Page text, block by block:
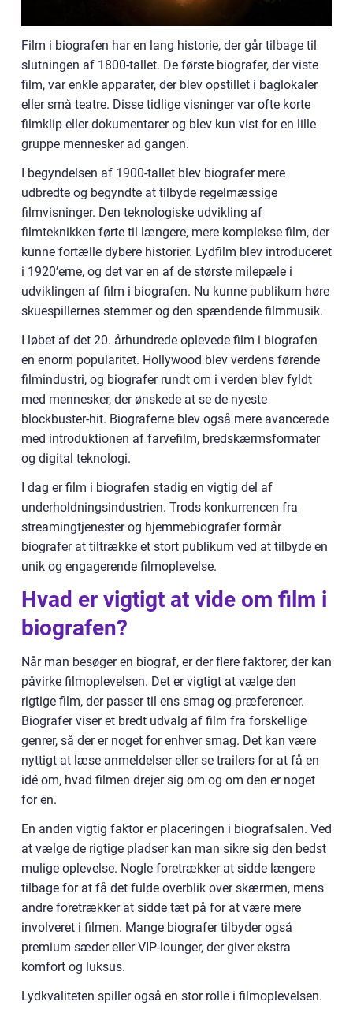
Film i biografen har en lang historie, der går tilbage til
slutningen af 1800-tallet. De første biografer, der viste
film, var enkle apparater, der blev opstillet i baglokaler
eller små teatre. Disse tidlige visninger var ofte korte
filmklip eller dokumentarer og blev kun vist for en lille
gruppe mennesker ad gangen.
I begyndelsen af 1900-tallet blev biografer mere
udbredte og begyndte at tilbyde regelmæssige
filmvisninger. Den teknologiske udvikling af
filmteknikken førte til længere, mere komplekse film, der
kunne fortælle dybere historier. Lydfilm blev introduceret
i 1920’erne, og det var en af de største milepæle i
udviklingen af film i biografen. Nu kunne publikum høre
skuespillernes stemmer og den spændende filmmusik.
I løbet af det 20. århundrede oplevede film i biografen
en enorm popularitet. Hollywood blev verdens førende
filmindustri, og biografer rundt om i verden blev fyldt
med mennesker, der ønskede at se de nyeste
blockbuster-hit. Biograferne blev også mere avancerede
med introduktionen af farvefilm, bredskærmsformater
og digital teknologi.
I dag er film i biografen stadig en vigtig del af
underholdningsindustrien. Trods konkurrencen fra
streamingtjenester og hjemmebiografer formår
biografer at tiltrække et stort publikum ved at tilbyde en
unik og engagerende filmoplevelse.
Hvad er vigtigt at vide om film i
biografen?
Når man besøger en biograf, er der flere faktorer, der kan
påvirke filmoplevelsen. Det er vigtigt at vælge den
rigtige film, der passer til ens smag og præferencer.
Biografer viser et bredt udvalg af film fra forskellige
genrer, så der er noget for enhver smag. Det kan være
nyttigt at læse anmeldelser eller se trailers for at få en
idé om, hvad filmen drejer sig om og om den er noget
for en.
En anden vigtig faktor er placeringen i biografsalen. Ved
at vælge de rigtige pladser kan man sikre sig den bedst
mulige oplevelse. Nogle foretrækker at sidde længere
tilbage for at få det fulde overblik over skærmen, mens
andre foretrækker at sidde tæt på for at være mere
involveret i filmen. Mange biografer tilbyder også
premium sæder eller VIP-lounger, der giver ekstra
komfort og luksus.
Lydkvaliteten spiller også en stor rolle i filmoplevelsen.